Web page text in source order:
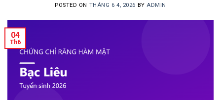
POSTED ON THÁNG 6 4, 2026 BYADMIN
04
Th6